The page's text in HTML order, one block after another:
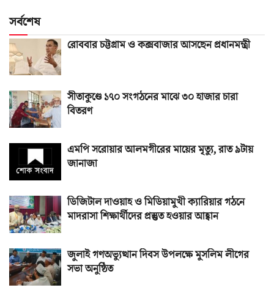
সর্বশেষ
রোববার চট্টগ্রাম ও কক্সবাজার আসছেন প্রধানমন্ত্রী
সীতাকুণ্ডে ১৭০ সংগঠনের মাঝে ৩০ হাজার চারা
বিতরণ
এমপি সরোয়ার আলমগীরের মায়ের মৃত্যু, রাত ৯টায়
জানাজা
ডিজিটাল দাওয়াহ ও মিডিয়ামুখী ক্যারিয়ার গঠনে
মাদরাসা শিক্ষার্থীদের প্রস্তুত হওয়ার আহ্বান
জুলাই গণঅভ্যুত্থান দিবস উপলক্ষে মুসলিম লীগের
সভা অনুষ্ঠিত